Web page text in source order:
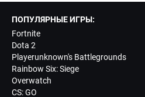
ПОПУЛЯРНЫЕ ИГРЫ:
Fortnite
Dota 2
Playerunknown's Battlegrounds
Rainbow Six: Siege
Overwatch
CS: GO